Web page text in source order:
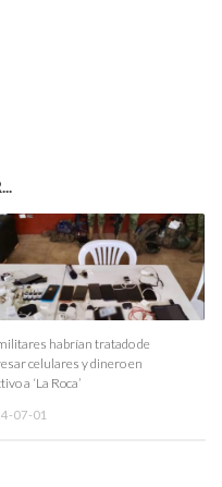
habrían tratado de
celulares y dinero en
a ‘La Roca’
07-01